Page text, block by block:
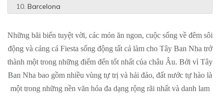
Barcelona
Những bãi biển tuyệt vời, các món ăn ngon, cuộc sống về đêm sôi
động và cảng cá Fiesta sống động tất cả làm cho Tây Ban Nha trở
thành một trong những điểm đến tốt nhất của châu Âu. Bởi vì Tây
Ban Nha bao gồm nhiều vùng tự trị và hải đảo, đất nước tự hào là
một trong những nền văn hóa đa dạng rộng rãi nhất và danh lam